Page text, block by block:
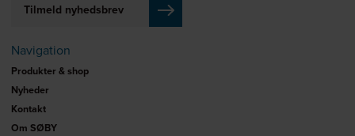
Tilmeld nyhedsbrev
Navigation
Produkter & shop
Nyheder
Kontakt
Om SØBY